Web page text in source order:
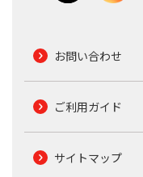
お問い合わせ
ご利用ガイド
サイトマップ